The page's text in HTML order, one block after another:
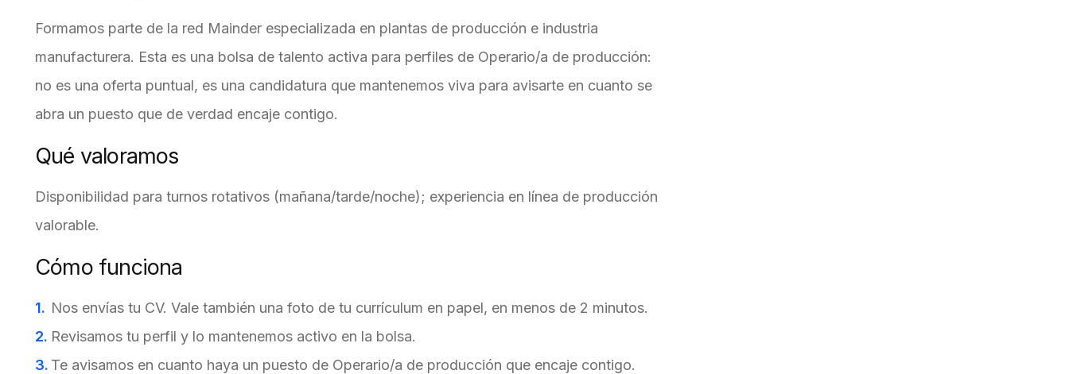
Formamos parte de la red Mainder especializada en plantas de producción e industria
manufacturera. Esta es una bolsa de talento activa para perfiles de Operario/a de producción:
no es una oferta puntual, es una candidatura que mantenemos viva para avisarte en cuanto se
abra un puesto que de verdad encaje contigo.
Qué valoramos
Disponibilidad para turnos rotativos (mañana/tarde/noche); experiencia en línea de producción
valorable.
Cómo funciona
Nos envías tu CV. Vale también una foto de tu currículum en papel, en menos de 2 minutos.
Revisamos tu perfil y lo mantenemos activo en la bolsa.
Te avisamos en cuanto haya un puesto de Operario/a de producción que encaje contigo.